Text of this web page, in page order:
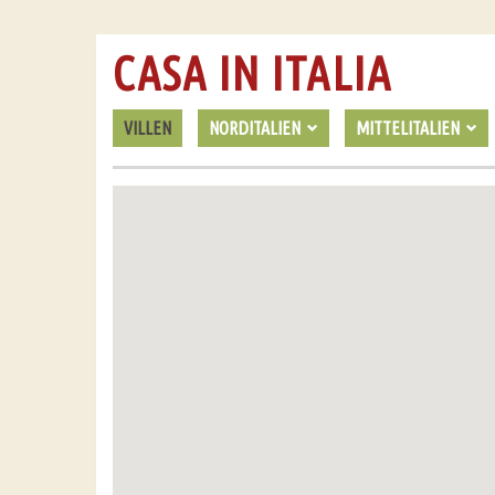
VILLEN NORDITALIEN MITTELITALIEN
CASA IN ITALIA